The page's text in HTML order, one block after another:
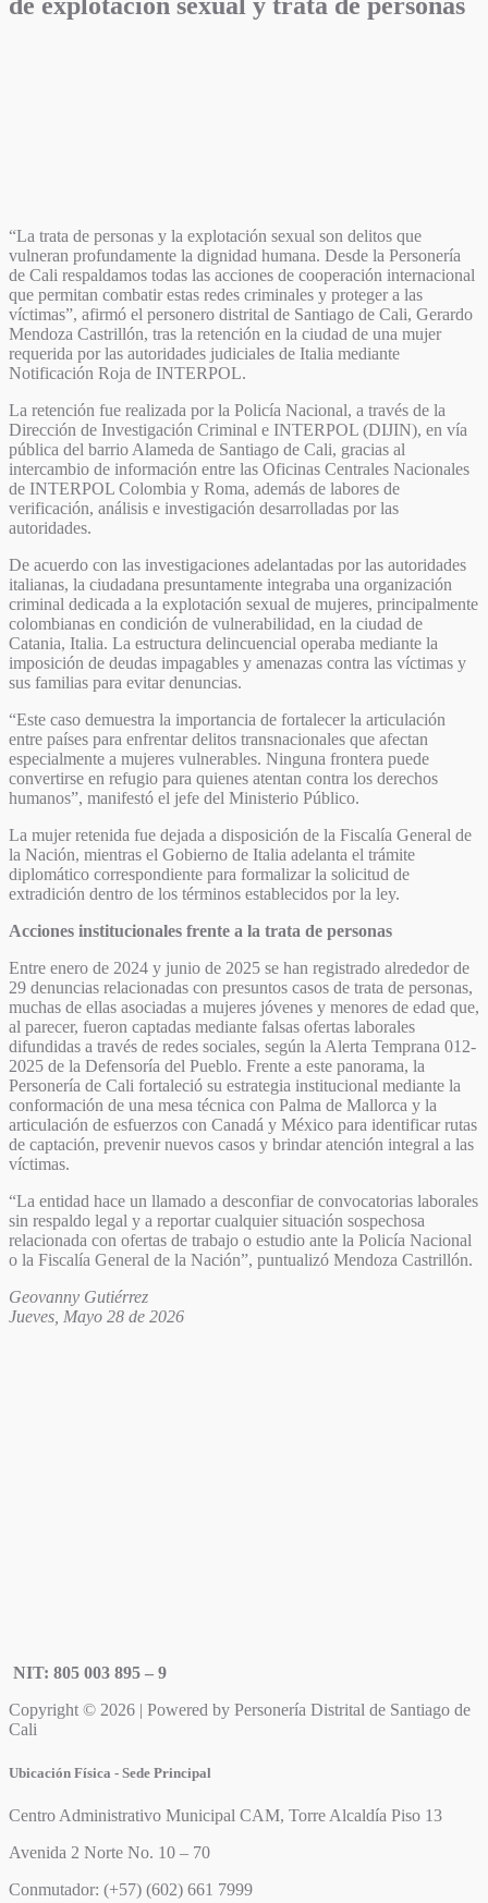
“La trata de personas y la explotación sexual son delitos que
vulneran profundamente la dignidad humana. Desde la Personería
de Cali respaldamos todas las acciones de cooperación internacional
que permitan combatir estas redes criminales y proteger a las
víctimas”, afirmó el personero distrital de Santiago de Cali, Gerardo
Mendoza Castrillón, tras la retención en la ciudad de una mujer
requerida por las autoridades judiciales de Italia mediante
Notificación Roja de INTERPOL.
La retención fue realizada por la Policía Nacional, a través de la
Dirección de Investigación Criminal e INTERPOL (DIJIN), en vía
pública del barrio Alameda de Santiago de Cali, gracias al
intercambio de información entre las Oficinas Centrales Nacionales
de INTERPOL Colombia y Roma, además de labores de
verificación, análisis e investigación desarrolladas por las
autoridades.
De acuerdo con las investigaciones adelantadas por las autoridades
italianas, la ciudadana presuntamente integraba una organización
criminal dedicada a la explotación sexual de mujeres, principalmente
colombianas en condición de vulnerabilidad, en la ciudad de
Catania, Italia. La estructura delincuencial operaba mediante la
imposición de deudas impagables y amenazas contra las víctimas y
sus familias para evitar denuncias.
“Este caso demuestra la importancia de fortalecer la articulación
entre países para enfrentar delitos transnacionales que afectan
especialmente a mujeres vulnerables. Ninguna frontera puede
convertirse en refugio para quienes atentan contra los derechos
humanos”, manifestó el jefe del Ministerio Público.
La mujer retenida fue dejada a disposición de la Fiscalía General de
la Nación, mientras el Gobierno de Italia adelanta el trámite
diplomático correspondiente para formalizar la solicitud de
extradición dentro de los términos establecidos por la ley.
Acciones institucionales frente a la trata de personas
Entre enero de 2024 y junio de 2025 se han registrado alrededor de
29 denuncias relacionadas con presuntos casos de trata de personas,
muchas de ellas asociadas a mujeres jóvenes y menores de edad que,
al parecer, fueron captadas mediante falsas ofertas laborales
difundidas a través de redes sociales, según la Alerta Temprana 012-
2025 de la Defensoría del Pueblo. Frente a este panorama, la
Personería de Cali fortaleció su estrategia institucional mediante la
conformación de una mesa técnica con Palma de Mallorca y la
articulación de esfuerzos con Canadá y México para identificar rutas
de captación, prevenir nuevos casos y brindar atención integral a las
víctimas.
“La entidad hace un llamado a desconfiar de convocatorias laborales
sin respaldo legal y a reportar cualquier situación sospechosa
relacionada con ofertas de trabajo o estudio ante la Policía Nacional
o la Fiscalía General de la Nación”, puntualizó Mendoza Castrillón.
Geovanny Gutiérrez
Jueves, Mayo 28 de 2026
NIT: 805 003 895 – 9
Copyright © 2026 | Powered by Personería Distrital de Santiago de
Cali
Ubicación Física - Sede Principal
Centro Administrativo Municipal CAM, Torre Alcaldía Piso 13
Avenida 2 Norte No. 10 – 70
Conmutador: (+57) (602) 661 7999